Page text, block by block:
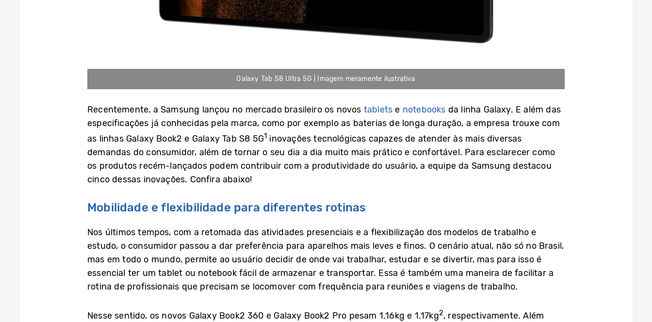
Galaxy Tab S8 Ultra 5G | Imagem meramente ilustrativa
Recentemente, a Samsung lançou no mercado brasileiro os novos tablets e notebooks da linha Galaxy. E além das
especificações já conhecidas pela marca, como por exemplo as baterias de longa duração, a empresa trouxe com
as linhas Galaxy Book2 e Galaxy Tab S8 5G1 inovações tecnológicas capazes de atender às mais diversas
demandas do consumidor, além de tornar o seu dia a dia muito mais prático e confortável. Para esclarecer como
os produtos recém-lançados podem contribuir com a produtividade do usuário, a equipe da Samsung destacou
cinco dessas inovações. Confira abaixo!
Mobilidade e flexibilidade para diferentes rotinas
Nos últimos tempos, com a retomada das atividades presenciais e a flexibilização dos modelos de trabalho e
estudo, o consumidor passou a dar preferência para aparelhos mais leves e finos. O cenário atual, não só no Brasil,
mas em todo o mundo, permite ao usuário decidir de onde vai trabalhar, estudar e se divertir, mas para isso é
essencial ter um tablet ou notebook fácil de armazenar e transportar. Essa é também uma maneira de facilitar a
rotina de profissionais que precisam se locomover com frequência para reuniões e viagens de trabalho.
Nesse sentido, os novos Galaxy Book2 360 e Galaxy Book2 Pro pesam 1.16kg e 1.17kg2, respectivamente. Além